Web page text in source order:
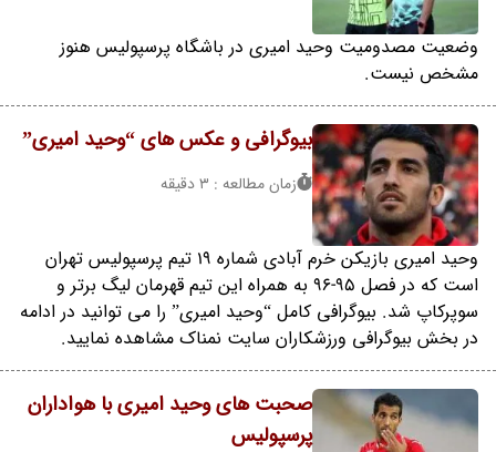
وضعیت مصدومیت وحید امیری در باشگاه پرسپولیس هنوز
مشخص نیست.
بیوگرافی و عکس های “وحید امیری”
زمان مطالعه : 3 دقیقه
وحید امیری بازیکن خرم آبادی شماره 19 تیم پرسپولیس تهران
است که در فصل 95-96 به همراه این تیم قهرمان لیگ برتر و
سوپرکاپ شد. بیوگرافی کامل “وحید امیری” را می توانید در ادامه
در بخش بیوگرافی ورزشکاران سایت نمناک مشاهده نمایید.
صحبت های وحید امیری با هواداران
پرسپولیس